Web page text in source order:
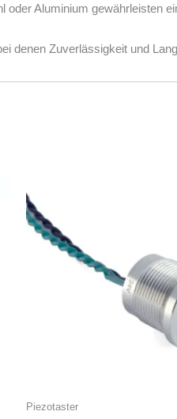
oder Aluminium gewährleisten
denen Zuverlässigkeit und
Piezotaster